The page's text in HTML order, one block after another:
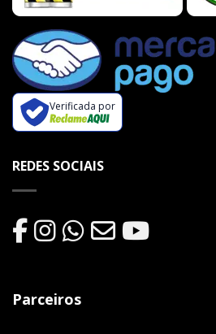
Verificada por
REDES SOCIAIS
Parceiros